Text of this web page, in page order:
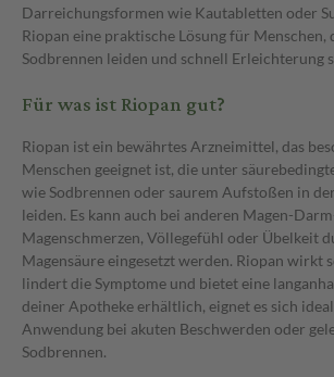
Darreichungsformen wie Kautabletten oder
Riopan eine praktische Lösung für Menschen,
Sodbrennen leiden und schnell Erleichterung
Für was ist Riopan gut?
Riopan ist ein bewährtes Arzneimittel, das
Menschen geeignet ist, die unter
wie Sodbrennen oder saurem Aufstoßen in
leiden. Es kann auch bei anderen Magen-
Magenschmerzen, Völlegefühl oder Übelkeit
Magensäure eingesetzt werden. Riopan wirkt
lindert die Symptome und bietet eine
deiner Apotheke erhältlich, eignet es sich
Anwendung bei akuten Beschwerden oder
Sodbrennen.